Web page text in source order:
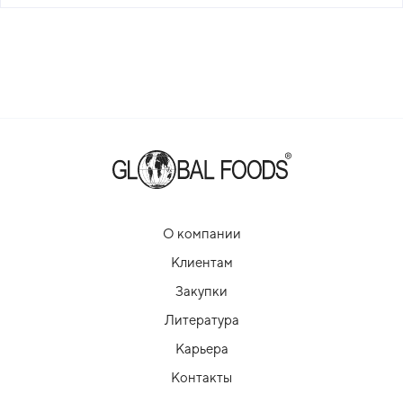
О компании
Клиентам
Закупки
Литература
Карьера
Контакты